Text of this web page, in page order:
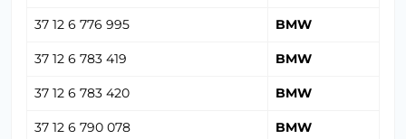
37 12 6 776 995 BMW
37 12 6 783 419 BMW
37 12 6 783 420 BMW
37 12 6 790 078 BMW